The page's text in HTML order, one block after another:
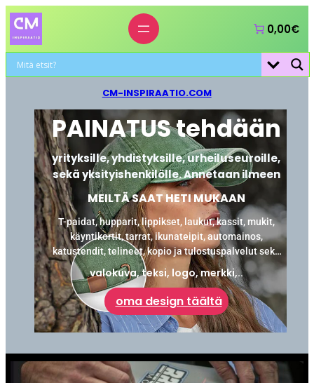
0,00€
CM-INSPIRAATIO.COM
PAINATUS tehdään
yrityksille, yhdistyksille, urheiluseuroille,
sekä yksityishenkilölle. Annetaan ilmeen
MEILTÄ SAAT HETI MUKAAN
T-paidat, hupparit, lippikset, laukut, kassit, mukit,
käyntikortit, tarrat, ikunateipit, automainos,
katustendit, telineet, kopio ja tulostuspalvelut sekä
laminointi.
valokuva, teksi, logo, merkki,..
oma design täältä